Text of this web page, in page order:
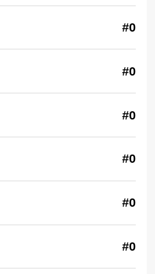
#0
#0
#0
#0
#0
#0